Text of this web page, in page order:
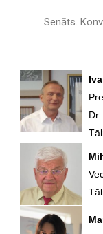
Senāts.